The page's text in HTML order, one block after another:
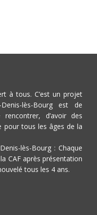
à tous. C’est un projet
lès-Bourg est de
d’avoir des
pour tous les âges de la
lès-Bourg : Chaque
CAF après présentation
tous les 4 ans.